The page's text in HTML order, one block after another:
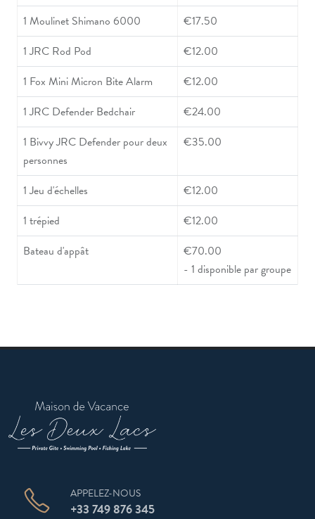
1 Moulinet Shimano 6000
€17.50
1 JRC Rod Pod
€12.00
1 Fox Mini Micron Bite Alarm
€12.00
1 JRC Defender Bedchair
€24.00
1 Bivvy JRC Defender pour deux
personnes
€35.00
1 Jeu d'échelles
€12.00
1 trépied
€12.00
Bateau d'appât
€70.00
- 1 disponible par groupe
APPELEZ-NOUS
+33 749 876 345